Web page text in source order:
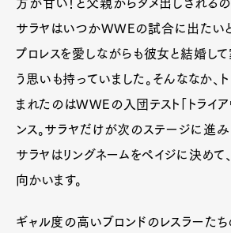
方が甘い！と父親からダメ出しされる
サラヤはいつかWWEの試合に出たい
プロレスを愛しながらも彼女と結婚し
う思いも持っていました。そんななか、
まれたのはWWEの入団テスト「トライア
ンス。サラヤだけが次のステージに進
サラヤはリングネームをペイジに決めて
向かいます。
ギャル度の高いブロンドのレスラーたち